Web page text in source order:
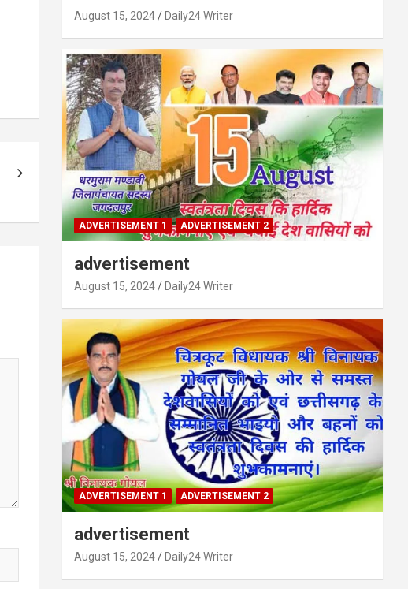
August 15, 2024 Daily24 Writer
ADVERTISEMENT 1 ADVERTISEMENT 2
advertisement
August 15, 2024 Daily24 Writer
ADVERTISEMENT 1 ADVERTISEMENT 2
advertisement
August 15, 2024 Daily24 Writer